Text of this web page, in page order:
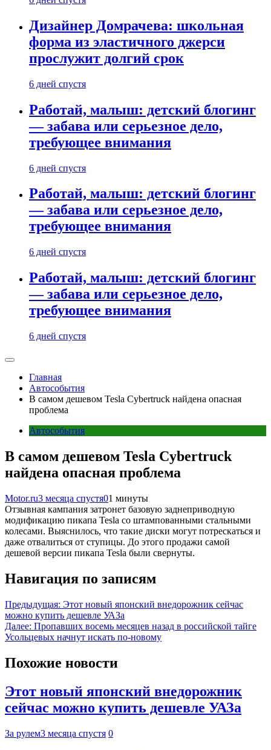
Дизайнер Домрачева: школьная
форма из эластичного джерси
прослужит долгий срок
6 дней спустя
Работай, малыш: детский блогинг
— забава или серьезное дело,
требующее внимания
6 дней спустя
Работай, малыш: детский блогинг
— забава или серьезное дело,
требующее внимания
6 дней спустя
Работай, малыш: детский блогинг
— забава или серьезное дело,
требующее внимания
6 дней спустя
Главная
Автособытия
В самом дешевом Tesla Cybertruck найдена опасная
проблема
Автособытия
В самом дешевом Tesla Cybertruck
найдена опасная проблема
Motor.ru3 месяца спустя01 минуты
Отзывная кампания затронет базовую заднеприводную
модификацию пикапа Tesla со штампованными стальными
колесами. Выяснилось, что такие диски могут потрескаться и
даже отвалиться от ступицы. До этого продажи самой
дешевой версии пикапа Tesla были свернуты.
Навигация по записям
Предыдущая: Этот новый японский внедорожник сейчас
можно купить дешевле УАЗа
Далее: Пропавших восемь месяцев назад в российской тайге
Усольцевых начнут искать по-новому
Похожие новости
Этот новый японский внедорожник
сейчас можно купить дешевле УАЗа
За рулем3 месяца спустя 0